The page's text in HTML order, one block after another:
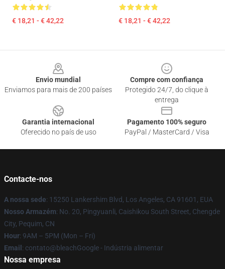
€ 18,21 - € 42,22 € 18,21 - € 42,22
Envio mundial
Enviamos para mais de 200 países
Compre com confiança
Protegido 24/7, do clique à
entrega
Garantia internacional
Oferecido no país de uso
Pagamento 100% seguro
PayPal / MasterCard / Visa
Contacte-nos
A nossa sede: 15250 Lankershim Blvd, Los Angeles, CA 91601, EUA
Nosso Armazém: No. 20, Pingyuanli, Caishikou South Street, Chengde
City, Pequim, CN
Hour: 9AM – 5PM (Mon – Fri)
Email : contato@bleachGoogle - Indústria alimentar
Nossa empresa